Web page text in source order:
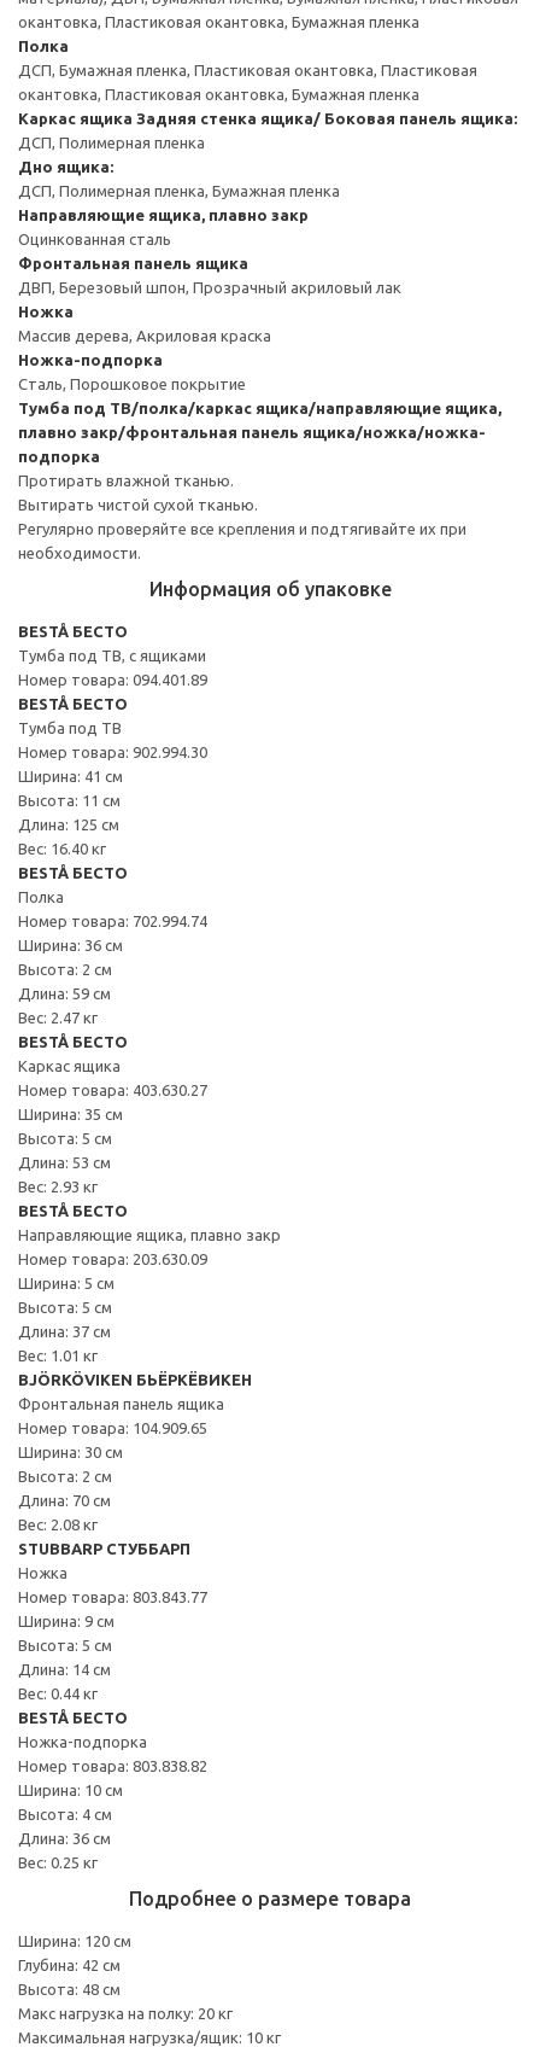
окантовка, Пластиковая окантовка, Бумажная пленка
Полка
ДСП, Бумажная пленка, Пластиковая окантовка, Пластиковая
окантовка, Пластиковая окантовка, Бумажная пленка
Каркас ящика Задняя стенка ящика/ Боковая панель ящика:
ДСП, Полимерная пленка
Дно ящика:
ДСП, Полимерная пленка, Бумажная пленка
Направляющие ящика, плавно закр
Оцинкованная сталь
Фронтальная панель ящика
ДВП, Березовый шпон, Прозрачный акриловый лак
Ножка
Массив дерева, Акриловая краска
Ножка-подпорка
Сталь, Порошковое покрытие
Тумба под ТВ/полка/каркас ящика/направляющие ящика,
плавно закр/фронтальная панель ящика/ножка/ножка-
подпорка
Протирать влажной тканью.
Вытирать чистой сухой тканью.
Регулярно проверяйте все крепления и подтягивайте их при
необходимости.
Информация об упаковке
BESTÅ БЕСТО
Тумба под ТВ, с ящиками
Номер товара: 094.401.89
BESTÅ БЕСТО
Тумба под ТВ
Номер товара: 902.994.30
Ширина: 41 см
Высота: 11 см
Длина: 125 см
Вес: 16.40 кг
BESTÅ БЕСТО
Полка
Номер товара: 702.994.74
Ширина: 36 см
Высота: 2 см
Длина: 59 см
Вес: 2.47 кг
BESTÅ БЕСТО
Каркас ящика
Номер товара: 403.630.27
Ширина: 35 см
Высота: 5 см
Длина: 53 см
Вес: 2.93 кг
BESTÅ БЕСТО
Направляющие ящика, плавно закр
Номер товара: 203.630.09
Ширина: 5 см
Высота: 5 см
Длина: 37 см
Вес: 1.01 кг
BJÖRKÖVIKEN БЬЁРКЁВИКЕН
Фронтальная панель ящика
Номер товара: 104.909.65
Ширина: 30 см
Высота: 2 см
Длина: 70 см
Вес: 2.08 кг
STUBBARP СТУББАРП
Ножка
Номер товара: 803.843.77
Ширина: 9 см
Высота: 5 см
Длина: 14 см
Вес: 0.44 кг
BESTÅ БЕСТО
Ножка-подпорка
Номер товара: 803.838.82
Ширина: 10 см
Высота: 4 см
Длина: 36 см
Вес: 0.25 кг
Подробнее о размере товара
Ширина: 120 см
Глубина: 42 см
Высота: 48 см
Макс нагрузка на полку: 20 кг
Максимальная нагрузка/ящик: 10 кг